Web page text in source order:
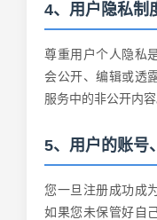
4、用户隐私制
尊重用户个人隐私
会公开、编辑或透
服务中的非公开内容
5、用户的账号
您一旦注册成功成
如果您未保管好自